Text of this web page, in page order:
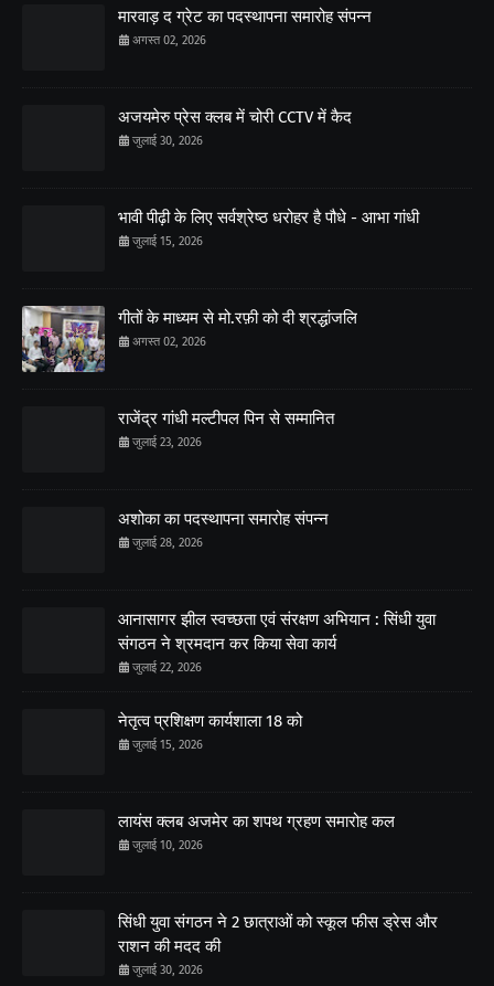
मारवाड़ द ग्रेट का पदस्थापना समारोह संपन्न
अगस्त 02, 2026
अजयमेरु प्रेस क्लब में चोरी CCTV में कैद
जुलाई 30, 2026
भावी पीढ़ी के लिए सर्वश्रेष्ठ धरोहर है पौधे - आभा गांधी
जुलाई 15, 2026
गीतों के माध्यम से मो.रफ़ी को दी श्रद्धांजलि
अगस्त 02, 2026
राजेंद्र गांधी मल्टीपल पिन से सम्मानित
जुलाई 23, 2026
अशोका का पदस्थापना समारोह संपन्न
जुलाई 28, 2026
आनासागर झील स्वच्छता एवं संरक्षण अभियान : सिंधी युवा
संगठन ने श्रमदान कर किया सेवा कार्य
जुलाई 22, 2026
नेतृत्व प्रशिक्षण कार्यशाला 18 को
जुलाई 15, 2026
लायंस क्लब अजमेर का शपथ ग्रहण समारोह कल
जुलाई 10, 2026
सिंधी युवा संगठन ने 2 छात्राओं को स्कूल फीस ड्रेस और
राशन की मदद की
जुलाई 30, 2026